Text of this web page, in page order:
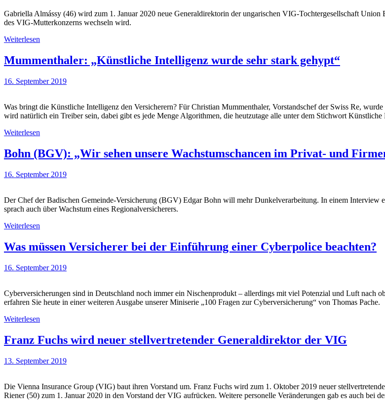
Gabriella Almássy (46) wird zum 1. Januar 2020 neue Generaldirektorin der ungarischen VIG-Tochtergesellschaft
des VIG-Mutterkonzerns wechseln wird.
Weiterlesen
Mummenthaler: „Künstliche Intelligenz wurde sehr stark gehypt“
16. September 2019
Was bringt die Künstliche Intelligenz den Versicherern? Für Christian Mummenthaler, Vorstandschef der Swiss Re,
wird natürlich ein Treiber sein, dabei gibt es jede Menge Algorithmen, die heutzutage alle unter dem Stichwort Künstliche
Weiterlesen
Bohn (BGV): „Wir sehen unsere Wachstumschancen im Privat- und
16. September 2019
Der Chef der Badischen Gemeinde-Versicherung (BGV) Edgar Bohn will mehr Dunkelverarbeitung. In einem Interview
sprach auch über Wachstum eines Regionalversicherers.
Weiterlesen
Was müssen Versicherer bei der Einführung einer Cyberpolice beachten?
16. September 2019
Cyberversicherungen sind in Deutschland noch immer ein Nischenprodukt – allerdings mit viel Potenzial und Luft nach
erfahren Sie heute in einer weiteren Ausgabe unserer Miniserie „100 Fragen zur Cyberversicherung“ von Thomas Pache.
Weiterlesen
Franz Fuchs wird neuer stellvertretender Generaldirektor der VIG
13. September 2019
Die Vienna Insurance Group (VIG) baut ihren Vorstand um. Franz Fuchs wird zum 1. Oktober 2019 neuer
Riener (50) zum 1. Januar 2020 in den Vorstand der VIG aufrücken. Weitere personelle Veränderungen gab es auch bei